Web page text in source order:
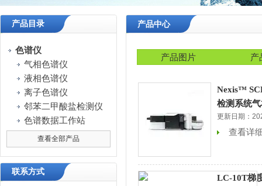
产品目录
色谱仪
气相色谱仪
液相色谱仪
离子色谱仪
邻苯二甲酸盐检测仪
色谱数据工作站
查看全部产品
联系方式
产品中心
产品图片 产
Nexis™
检测系统
更新日期：
查看详
LC-10T梯